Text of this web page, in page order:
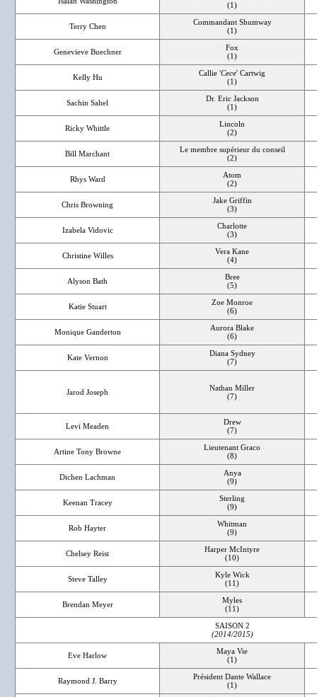
(1)
Terry Chen
Commandant Shumway
(1)
Genevieve Buechner
Fox
(1)
Kelly Hu Callie 'Cece' Cartwig
(1)
Sachin Sahel
Dr. Eric Jackson
(1)
Ricky Whittle
Lincoln
(2)
Bill Marchant
Le membre supérieur du conseil
(2)
Rhys Ward
Atom
(2)
Chris Browning
Jake Griffin
(3)
Izabela Vidovic
Charlotte
(3)
Christine Willes
Vera Kane
(4)
Alyson Bath
Bree
(5)
Katie Stuart
Zoe Monroe
(6)
Monique Ganderton
Aurora Blake
(6)
Kate Vernon
Diana Sydney
(7)
Jarod Joseph
Nathan Miller
(7)
Levi Meaden
Drew
(7)
Artine Tony Browne
Lieutenant Graco
(8)
Dichen Lachman
Anya
(9)
Keenan Tracey
Sterling
(9)
Rob Hayter
Whitman
(9)
Chelsey Reist
Harper McIntyre
(10)
Steve Talley
Kyle Wick
(11)
Brendan Meyer
Myles
(11)
SAISON 2
(2014/2015)
Eve Harlow
Maya Vie
(1)
Raymond J. Barry
Président Dante Wallace
(1)